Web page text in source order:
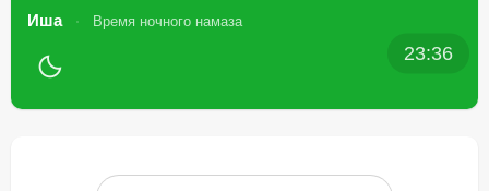
Иша Время ночного намаза
23:36